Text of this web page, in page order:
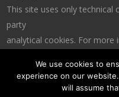
This site uses only technical
party
analytical cookies. For
We use cookies to
experience on our
will assume